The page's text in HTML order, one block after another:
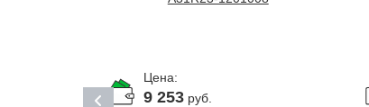
Цена:
9 253 руб.